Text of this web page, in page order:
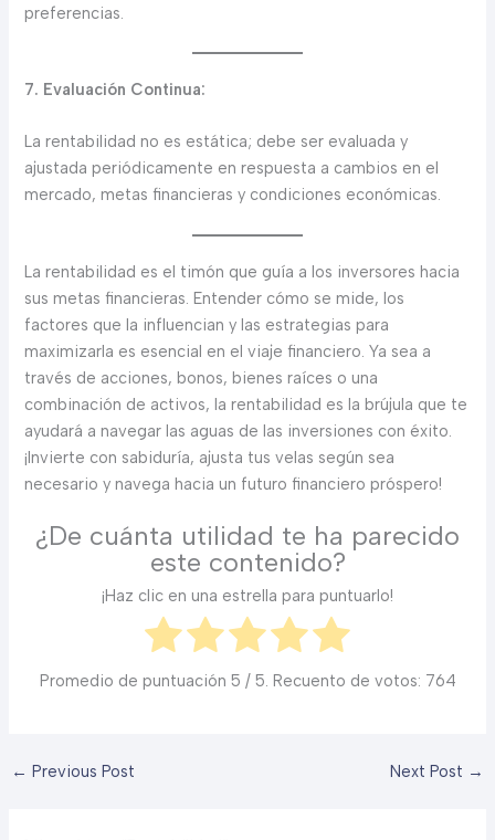
preferencias.
7. Evaluación Continua:
La rentabilidad no es estática; debe ser evaluada y
ajustada periódicamente en respuesta a cambios en el
mercado, metas financieras y condiciones económicas.
La rentabilidad es el timón que guía a los inversores hacia
sus metas financieras. Entender cómo se mide, los
factores que la influencian y las estrategias para
maximizarla es esencial en el viaje financiero. Ya sea a
través de acciones, bonos, bienes raíces o una
combinación de activos, la rentabilidad es la brújula que te
ayudará a navegar las aguas de las inversiones con éxito.
¡Invierte con sabiduría, ajusta tus velas según sea
necesario y navega hacia un futuro financiero próspero!
¿De cuánta utilidad te ha parecido
este contenido?
¡Haz clic en una estrella para puntuarlo!
Promedio de puntuación 5 / 5. Recuento de votos: 764
← Previous Post Next Post →